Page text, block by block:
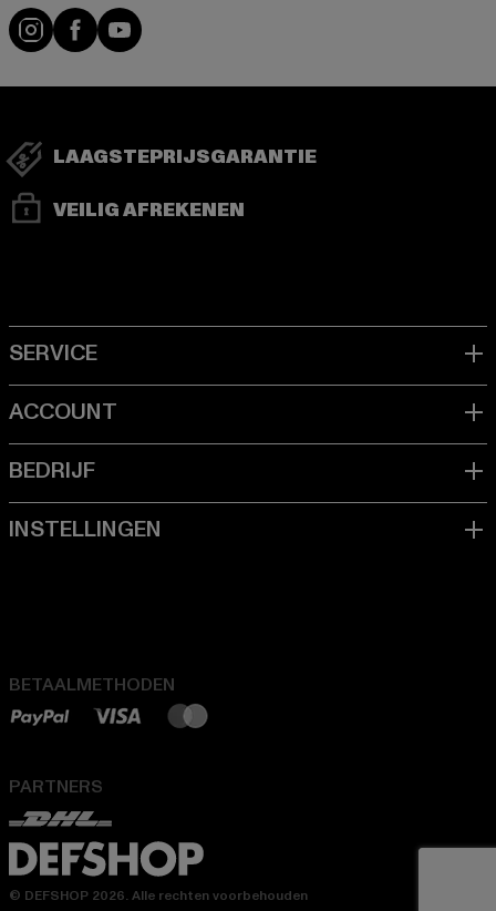
Visit our Instagram page:
Visit our Facebook page:
Visit our YouTube channel:
LAAGSTEPRIJSGARANTIE
VEILIG AFREKENEN
BETAALMETHODEN
PARTNERS
© DEFSHOP 2026. Alle rechten voorbehouden